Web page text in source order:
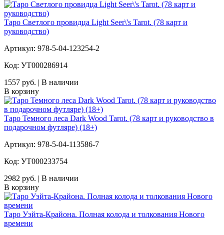
Таро Светлого провидца Light Seer\'s Tarot. (78 карт и
руководство)
Артикул: 978-5-04-123254-2
Код: УТ000286914
1557 руб. | В наличии
В корзину
Таро Темного леса Dark Wood Tarot. (78 карт и руководство в
подарочном футляре) (18+)
Артикул: 978-5-04-113586-7
Код: УТ000233754
2982 руб. | В наличии
В корзину
Таро Уэйта-Крайона. Полная колода и толкования Нового
времени